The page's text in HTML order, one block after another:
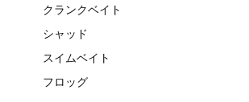
クランクベイト
シャッド
スイムベイト
フロッグ